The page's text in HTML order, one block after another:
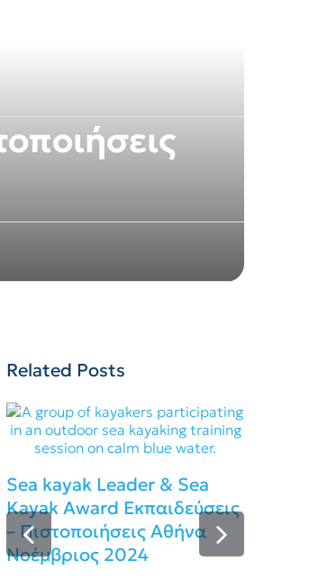
Related Posts
Sea kayak Leader & Sea
Kayak Award Εκπαιδεύσεις
– Πιστοποιήσεις Αθήνα
Νοέμβριος 2024